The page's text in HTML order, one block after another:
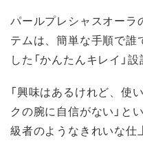
パールプレシャスオーラ
テムは、簡単な手順で誰
した「かんたんキレイ」設
「興味はあるけれど、使
クの腕に自信がない」と
級者のようなきれいな仕